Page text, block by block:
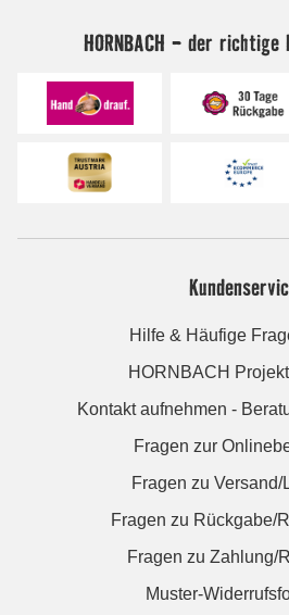
HORNBACH - der
Hilfe & Häufige
HORNBACH
Kontakt aufnehmen -
Fragen zur
Fragen zu Versand/
Fragen zu Rückgabe/
Fragen zu Zahlung/
Muster-